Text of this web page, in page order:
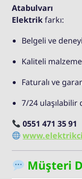
Atabulvarı
Elektrikfarkı:
Belgeli ve
Kaliteli malzeme
Faturalı ve
7/24 ulaşılabilir
0551 471 35 91
Müşteri